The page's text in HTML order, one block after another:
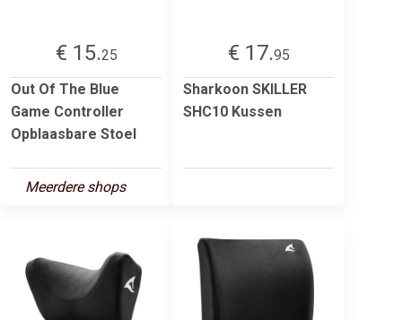
€ 15.25
Out Of The Blue
Game Controller
Opblaasbare Stoel
Meerdere shops
€ 17.95
Sharkoon SKILLER
SHC10 Kussen